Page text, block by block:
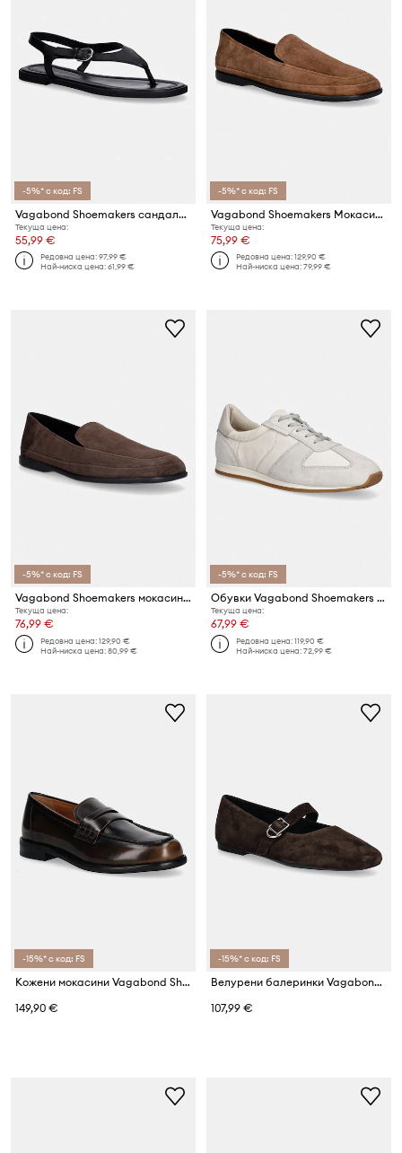
-5%* с код: FS
Vagabond Shoemakers сандали дамски кожени ZAIDA
Текуща цена:
55,99 €
Редовна цена:97,99 €
Най-ниска цена:61,99 €
-5%* с код: FS
Vagabond Shoemakers Мокасини женски велурени SAMMIE
Текуща цена:
75,99 €
Редовна цена:129,90 €
Най-ниска цена:79,99 €
-5%* с код: FS
Vagabond Shoemakers мокасини дамски от велур SAMMIE
Текуща цена:
76,99 €
Редовна цена:129,90 €
Най-ниска цена:80,99 €
-5%* с код: FS
Обувки Vagabond Shoemakers YASMIN
Текуща цена:
67,99 €
Редовна цена:119,90 €
Най-ниска цена:72,99 €
-15%* с код: FS
Кожени мокасини Vagabond Shoemakers LINN
149,90 €
-15%* с код: FS
Велурени балеринки Vagabond Shoemakers JOLIN
107,99 €